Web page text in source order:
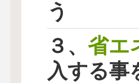
う
３、 省エ
入する事